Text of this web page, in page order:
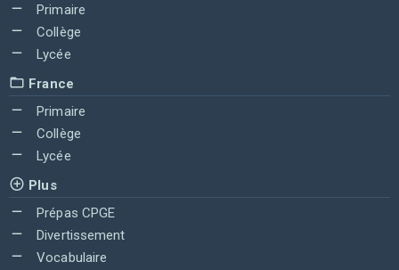
Primaire
Collège
Lycée
France
Primaire
Collège
Lycée
Plus
Prépas CPGE
Divertissement
Vocabulaire